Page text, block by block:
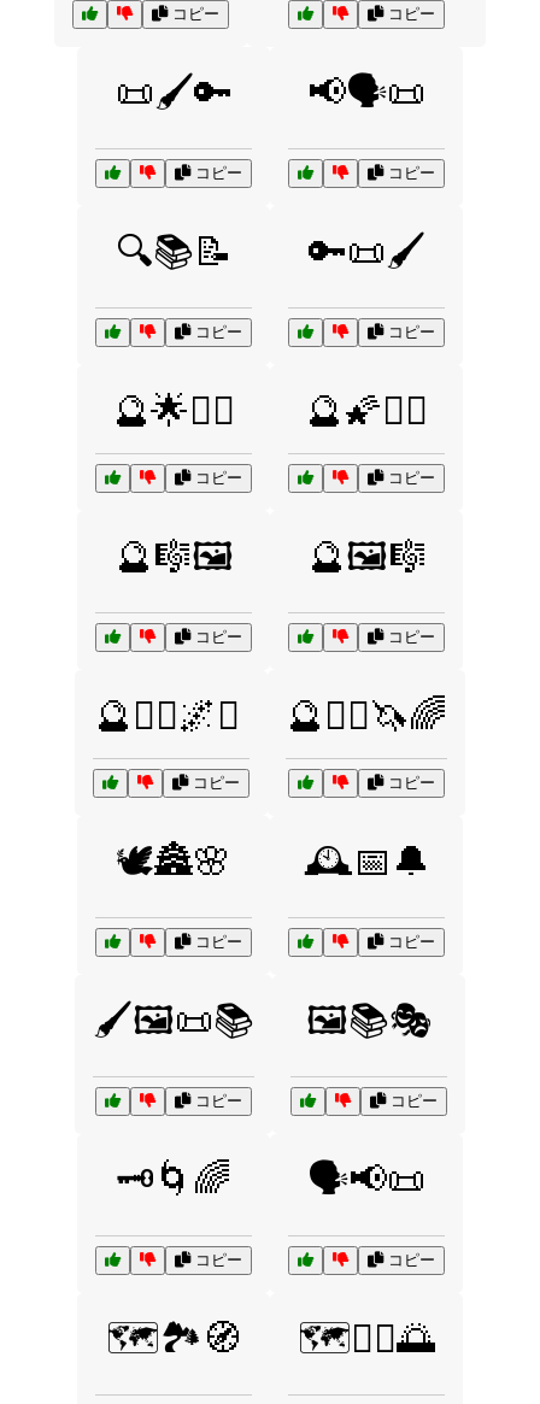
コピー コピー
📜🖌️🔑
コピー
📢🗣️📜
コピー
🔍📚📝
コピー
🔑📜🖌️
コピー
🔮🌟🧝‍♂️
コピー
🔮🌠🧙‍♀️
コピー
🔮🎼🖼️
コピー
🔮🖼️🎼
コピー
🔮🧙‍♂️🌌✨
コピー
🔮🧙‍♂️🦄🌈
コピー
🕊️🏯🌸
コピー
🕰️📅🔔
コピー
🖌️🖼️📜📚
コピー
🖼️📚🎭
コピー
🗝️🌀🌈
コピー
🗣️📢📜
コピー
🗺️🏞️🧭 🗺️🧘‍♂️🌅